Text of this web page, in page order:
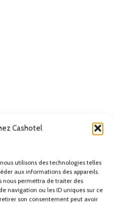
Cashotel
utilisons des technologies telles
aux informations des appareils.
nous permettra de traiter des
navigation ou les ID uniques sur ce
son consentement peut avoir